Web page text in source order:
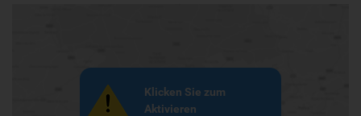
Klicken Sie zum
Aktivieren